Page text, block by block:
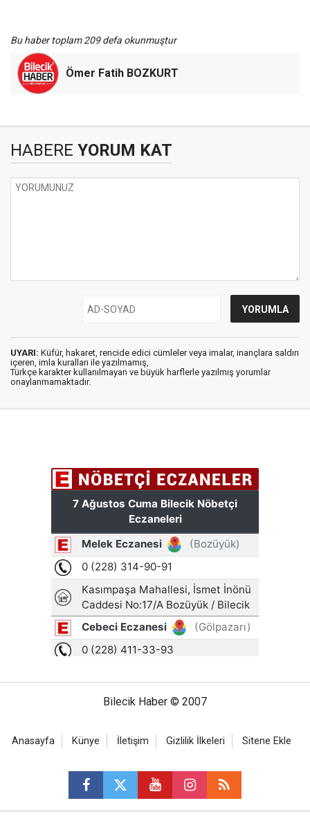
Bu haber toplam 209 defa okunmuştur
Ömer Fatih BOZKURT
HABERE YORUM KAT
UYARI: Küfür, hakaret, rencide edici cümleler veya imalar, inançlara saldırı
içeren, imla kuralları ile yazılmamış,
Türkçe karakter kullanılmayan ve büyük harflerle yazılmış yorumlar
onaylanmamaktadır.
Bilecik Haber © 2007
Anasayfa Künye İletişim Gizlilik İlkeleri Sitene Ekle